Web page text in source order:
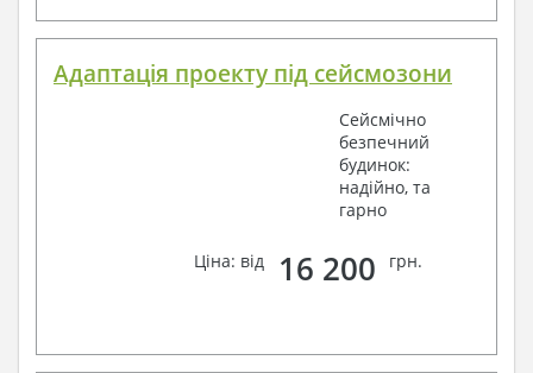
Адаптація проекту під сейсмозони
Сейсмічно
безпечний
будинок:
надійно, та
гарно
Ціна: від 16 200 грн.